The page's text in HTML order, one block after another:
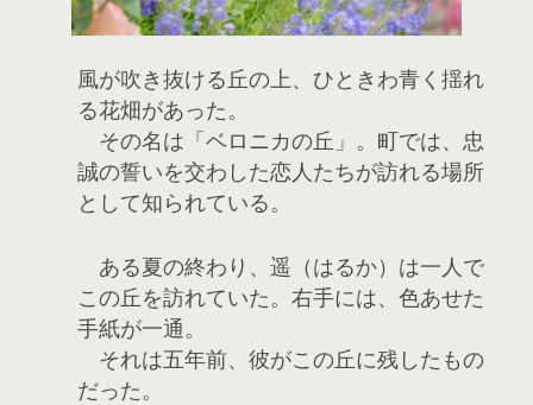
風が吹き抜ける丘の上、ひときわ青く揺れ
る花畑があった。
その名は「ベロニカの丘」。町では、忠
誠の誓いを交わした恋人たちが訪れる場所
として知られている。
ある夏の終わり、遥（はるか）は一人で
この丘を訪れていた。右手には、色あせた
手紙が一通。
それは五年前、彼がこの丘に残したもの
だった。